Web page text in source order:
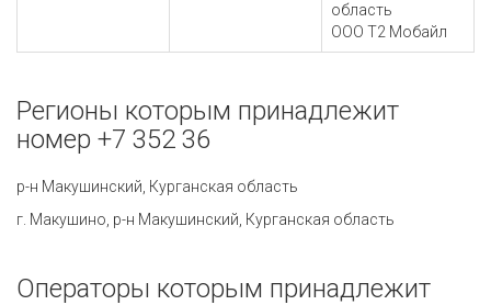
область
ООО Т2 Мобайл
Регионы которым принадлежит
номер +7 352 36
р-н Макушинский, Курганская область
г. Макушино, р-н Макушинский, Курганская область
Операторы которым принадлежит